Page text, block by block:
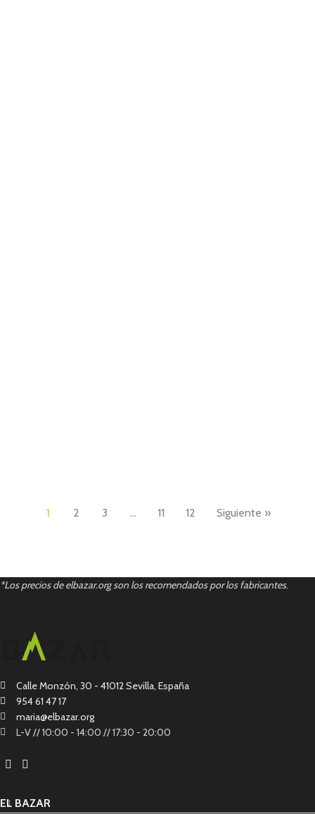
1 2 3 … 11 12 Siguiente »
*Los precios de elbazar.org son los recomendados por los fabricantes.
Calle Monzón, 30 - 41012 Sevilla, España
954 61 47 17
maria@elbazar.org
L-V // 10:00 - 14:00 // 17:30 - 20:00
EL BAZAR